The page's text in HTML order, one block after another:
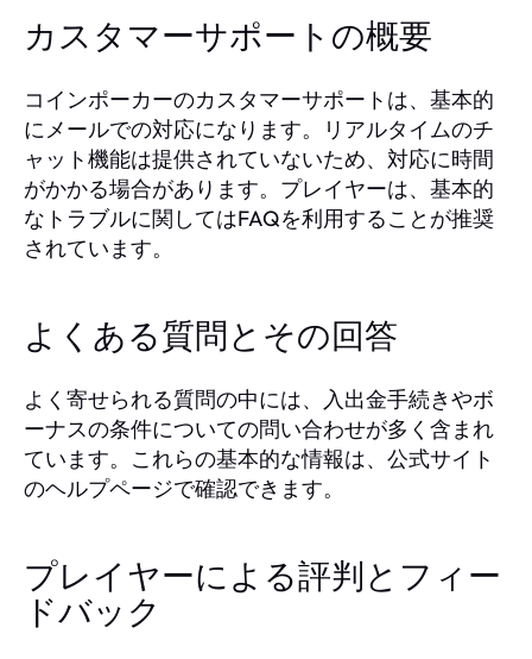
カスタマーサポートの概要
コインポーカーのカスタマーサポートは、基本的
にメールでの対応になります。リアルタイムのチ
ャット機能は提供されていないため、対応に時間
がかかる場合があります。プレイヤーは、基本的
なトラブルに関してはFAQを利用することが推奨
されています。
よくある質問とその回答
よく寄せられる質問の中には、入出金手続きやボ
ーナスの条件についての問い合わせが多く含まれ
ています。これらの基本的な情報は、公式サイト
のヘルプページで確認できます。
プレイヤーによる評判とフィー
ドバック